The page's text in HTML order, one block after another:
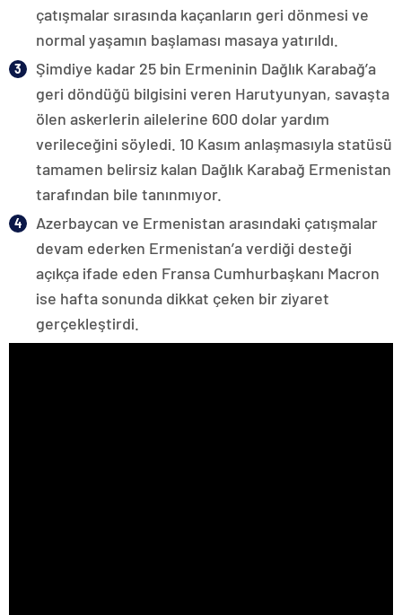
çatışmalar sırasında kaçanların geri dönmesi ve
normal yaşamın başlaması masaya yatırıldı.
Şimdiye kadar 25 bin Ermeninin Dağlık Karabağ’a
geri döndüğü bilgisini veren Harutyunyan, savaşta
ölen askerlerin ailelerine 600 dolar yardım
verileceğini söyledi. 10 Kasım anlaşmasıyla statüsü
tamamen belirsiz kalan Dağlık Karabağ Ermenistan
tarafından bile tanınmıyor.
Azerbaycan ve Ermenistan arasındaki çatışmalar
devam ederken Ermenistan’a verdiği desteği
açıkça ifade eden Fransa Cumhurbaşkanı Macron
ise hafta sonunda dikkat çeken bir ziyaret
gerçekleştirdi.